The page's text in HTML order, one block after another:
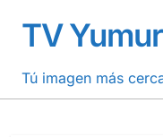
contenido
TV
Tú imagen más